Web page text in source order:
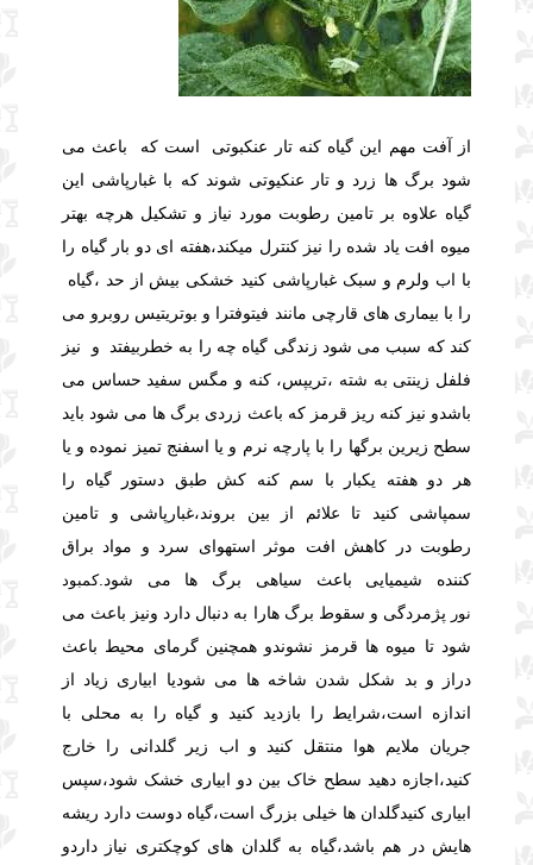
از آفت مهم این گیاه کنه تار عنکبوتی است که باعث می
شود برگ ها زرد و تار عنکیوتی شوند که با غبارپاشی این
گیاه علاوه بر تامین رطوبت مورد نیاز و تشکیل هرچه بهتر
میوه افت یاد شده را نیز کنترل میکند،هفته ای دو بار گیاه را
با اب ولرم و سبک غبارپاشی کنید خشکی بیش از حد ،گیاه
را با بیماری های قارچی مانند فیتوفترا و بوتریتیس روبرو می
کند که سبب می شود زندگی گیاه چه را به خطربیفتد و نیز
فلفل زینتی به شته ،تریپس، کنه و مگس سفید حساس می
باشدو نیزکنه ریز قرمز که باعث زردی برگ ها می شود باید
سطح زیرین برگها را با پارچه نرم و یا اسفنج تمیز نموده و یا
هر دو هفته یکبار با سم کنه کش طبق دستور گیاه را
سمپاشی کنید تا علائم از بین بروند،غبارپاشی و تامین
رطوبت در کاهش افت موثر استهوای سرد و مواد براق
کننده شیمیایی باعث سیاهی برگ ها می شود.کمبود
نور پژمردگی و سقوط برگ هارا به دنبال دارد ونیز باعث می
شود تا میوه ها قرمز نشوندو همچنین گرمای محیط باعث
دراز و بد شکل شدن شاخه ها می شودیا ابیاری زیاد از
اندازه است،شرایط را بازدید کنید و گیاه را به محلی با
جریان ملایم هوا منتقل کنید و اب زیر گلدانی را خارج
کنید،اجازه دهید سطح خاک بین دو ابیاری خشک شود،سپس
ابیاری کنیدگلدان ها خیلی بزرگ است،گیاه دوست دارد ریشه
هایش در هم باشد،گیاه به گلدان های کوچکتری نیاز داردو